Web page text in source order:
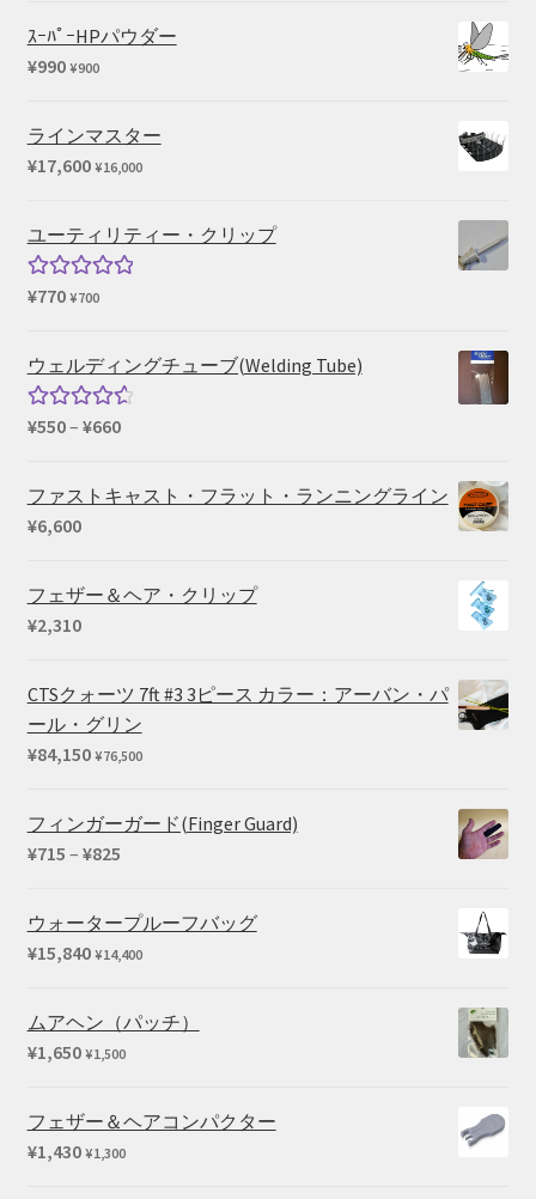
ｽｰﾊﾟｰHPパウダー
¥990 ¥900
ラインマスター
¥17,600 ¥16,000
ユーティリティー・クリップ
5段階中
¥770 ¥700
ウェルディングチューブ(Welding Tube)
5段階中
¥550– ¥660価
ファストキャスト・フラット・ランニングライン
¥6,600
フェザー＆ヘア・クリップ
¥2,310
CTSクォーツ 7ft #3 3ピース カラー：アーバン・パ
ール・グリン
¥84,150 ¥76,500
フィンガーガード(Finger Guard)
¥715 – ¥825価
帯:
ウォータープルーフバッグ
¥15,840 ¥14,400
ムアヘン（パッチ）
¥1,650 ¥1,500
フェザー＆ヘアコンパクター
¥1,430 ¥1,300